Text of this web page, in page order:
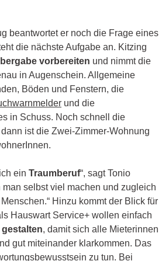
beantwortet er noch die Frage eines
die nächste Aufgabe an. Kitzing
vorbereiten und nimmt die
in Augenschein. Allgemeine
Böden und Fenstern, die
und die
in Schuss. Noch schnell die
ist die Zwei-Zimmer-Wohnung
ein Traumberuf“, sagt Tonio
man selbst viel machen und zugleich
Hinzu kommt der Blick für
Hauswart Service+ wollen einfach
, damit sich alle Mieterinnen
gut miteinander klarkommen. Das
zu tun. Bei